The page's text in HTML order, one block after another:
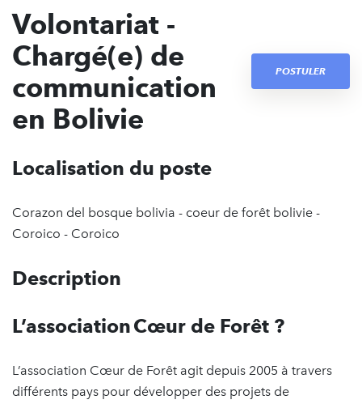
Volontariat -
Chargé(e) de
communication
en Bolivie
POSTULER
Localisation du poste
Corazon del bosque bolivia - coeur de forêt bolivie -
Coroico - Coroico
Description
L’association Cœur de Forêt ?
L’association Cœur de Forêt agit depuis 2005 à travers
différents pays pour développer des projets de